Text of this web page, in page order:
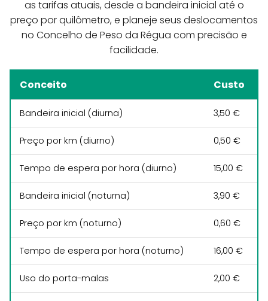
as tarifas atuais, desde a bandeira inicial até o
preço por quilômetro, e planeje seus deslocamentos
no Concelho de Peso da Régua com precisão e
facilidade.
Conceito Custo
Bandeira inicial (diurna) 3,50 €
Preço por km (diurno) 0,50 €
Tempo de espera por hora (diurno) 15,00 €
Bandeira inicial (noturna) 3,90 €
Preço por km (noturno) 0,60 €
Tempo de espera por hora (noturno) 16,00 €
Uso do porta-malas 2,00 €